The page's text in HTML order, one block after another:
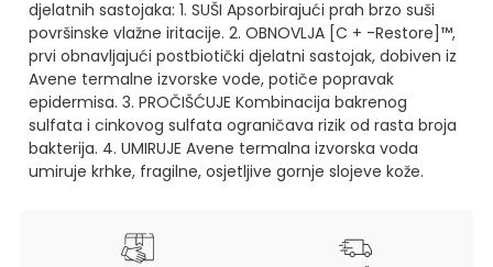
djelatnih sastojaka: 1. SUŠI Apsorbirajući prah brzo suši
površinske vlažne iritacije. 2. OBNOVLJA [C + -Restore]™,
prvi obnavljajući postbiotički djelatni sastojak, dobiven iz
Avene termalne izvorske vode, potiče popravak
epidermisa. 3. PROČIŠĆUJE Kombinacija bakrenog
sulfata i cinkovog sulfata ograničava rizik od rasta broja
bakterija. 4. UMIRUJE Avene termalna izvorska voda
umiruje krhke, fragilne, osjetljive gornje slojeve kože.